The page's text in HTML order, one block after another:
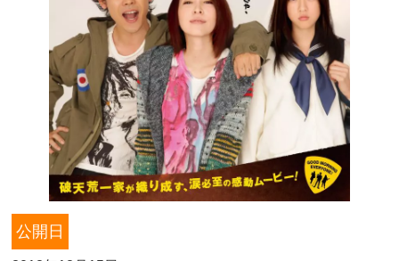
公開日